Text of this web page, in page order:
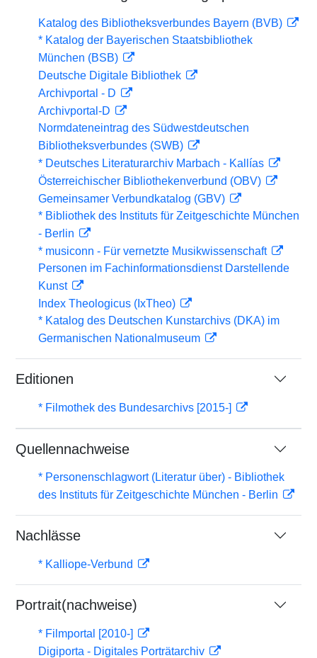
Katalog des Bibliotheksverbundes Bayern (BVB)
* Katalog der Bayerischen Staatsbibliothek
München (BSB)
Deutsche Digitale Bibliothek
Archivportal - D
Archivportal-D
Normdateneintrag des Südwestdeutschen
Bibliotheksverbundes (SWB)
* Deutsches Literaturarchiv Marbach - Kallías
Österreichischer Bibliothekenverbund (OBV)
Gemeinsamer Verbundkatalog (GBV)
* Bibliothek des Instituts für Zeitgeschichte München
- Berlin
* musiconn - Für vernetzte Musikwissenschaft
Personen im Fachinformationsdienst Darstellende
Kunst
Index Theologicus (IxTheo)
* Katalog des Deutschen Kunstarchivs (DKA) im
Germanischen Nationalmuseum
Editionen
* Filmothek des Bundesarchivs [2015-]
Quellennachweise
* Personenschlagwort (Literatur über) - Bibliothek
des Instituts für Zeitgeschichte München - Berlin
Nachlässe
* Kalliope-Verbund
Portrait(nachweise)
* Filmportal [2010-]
Digiporta - Digitales Porträtarchiv